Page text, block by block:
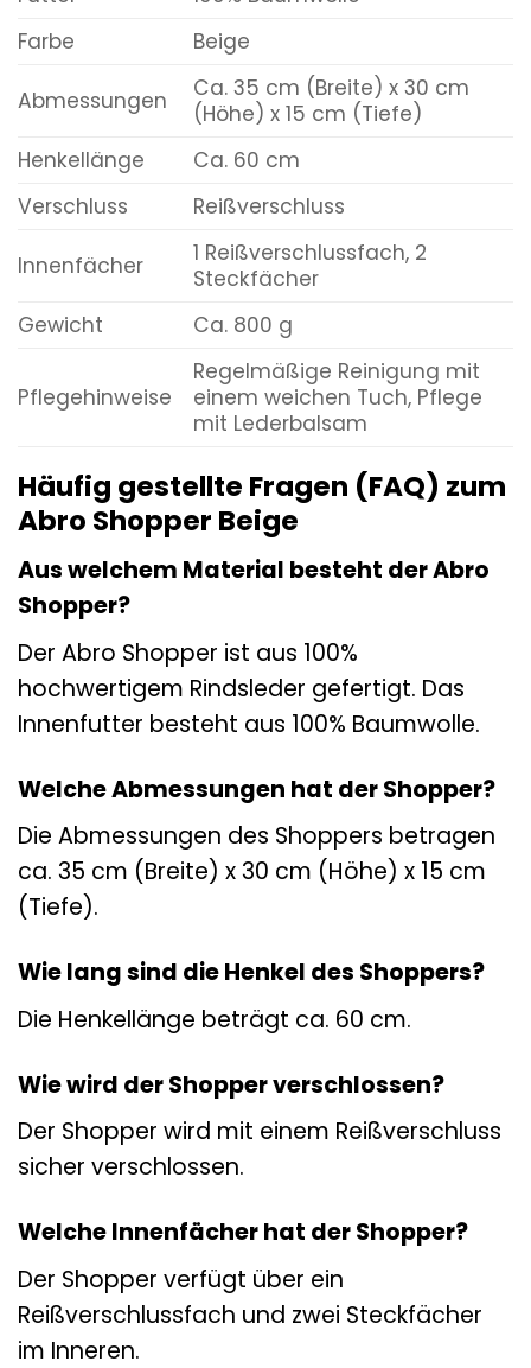
Farbe
Beige
Abmessungen
Ca. 35 cm (Breite) x 30 cm
(Höhe) x 15 cm (Tiefe)
Henkellänge
Ca. 60 cm
Verschluss
Reißverschluss
Innenfächer
1 Reißverschlussfach, 2
Steckfächer
Gewicht
Ca. 800 g
Pflegehinweise
Regelmäßige Reinigung mit
einem weichen Tuch, Pflege
mit Lederbalsam
Häufig gestellte Fragen (FAQ) zum
Abro Shopper Beige
Aus welchem Material besteht der Abro
Shopper?
Der Abro Shopper ist aus 100%
hochwertigem Rindsleder gefertigt. Das
Innenfutter besteht aus 100% Baumwolle.
Welche Abmessungen hat der Shopper?
Die Abmessungen des Shoppers betragen
ca. 35 cm (Breite) x 30 cm (Höhe) x 15 cm
(Tiefe).
Wie lang sind die Henkel des Shoppers?
Die Henkellänge beträgt ca. 60 cm.
Wie wird der Shopper verschlossen?
Der Shopper wird mit einem Reißverschluss
sicher verschlossen.
Welche Innenfächer hat der Shopper?
Der Shopper verfügt über ein
Reißverschlussfach und zwei Steckfächer
im Inneren.